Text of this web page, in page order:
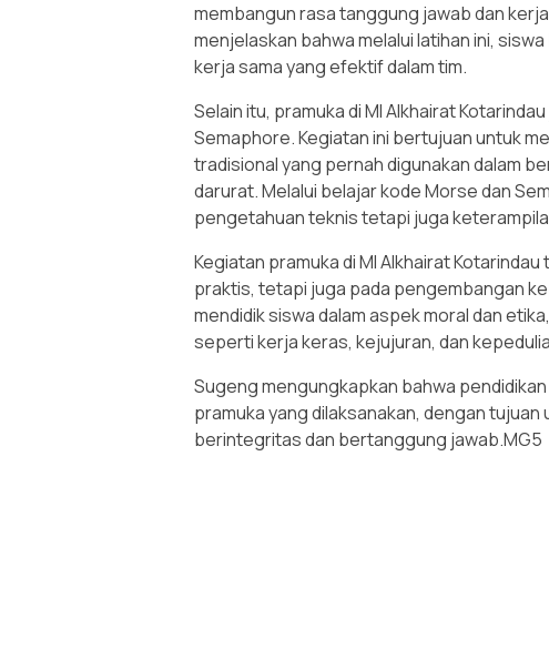
membangun rasa tanggung jawab dan
menjelaskan bahwa melalui latihan ini,
kerja sama yang efektif dalam tim.
Selain itu, pramuka di MI Alkhairat
Semaphore. Kegiatan ini bertujuan untuk
tradisional yang pernah digunakan dalam
darurat. Melalui belajar kode Morse dan
pengetahuan teknis tetapi juga
Kegiatan pramuka di MI Alkhairat
praktis, tetapi juga pada pengembangan
mendidik siswa dalam aspek moral dan
seperti kerja keras, kejujuran, dan
Sugeng mengungkapkan bahwa
pramuka yang dilaksanakan, dengan
berintegritas dan bertanggung jawab.MG5